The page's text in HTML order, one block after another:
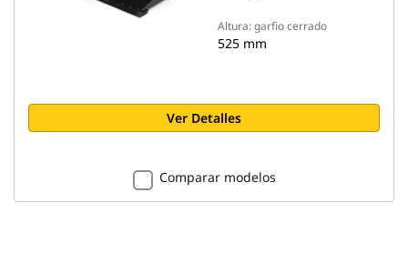
Altura: garfio cerrado
525 mm
Ver Detalles
Comparar modelos